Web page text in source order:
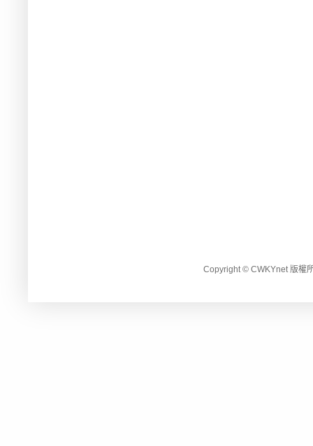
Copyright © CWKYnet 版權